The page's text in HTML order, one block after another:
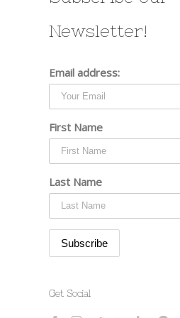
Newsletter!
Email address:
First Name
Last Name
Get Social